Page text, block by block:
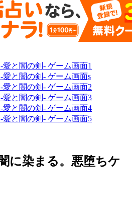
に染まる。悪堕ちケ